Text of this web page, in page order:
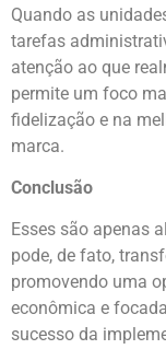
Quando as
tarefas
atenção ao que
permite um foco
fidelização e na
marca.
Conclusão
Esses são apenas
pode, de fato,
promovendo uma
econômica e
sucesso da